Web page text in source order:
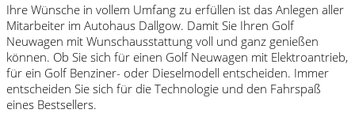
Ihre Wünsche in vollem Umfang zu erfüllen ist das Anlegen aller
Mitarbeiter im Autohaus Dallgow. Damit Sie Ihren Golf
Neuwagen mit Wunschausstattung voll und ganz genießen
können. Ob Sie sich für einen Golf Neuwagen mit Elektroantrieb,
für ein Golf Benziner- oder Dieselmodell entscheiden. Immer
entscheiden Sie sich für die Technologie und den Fahrspaß
eines Bestsellers.